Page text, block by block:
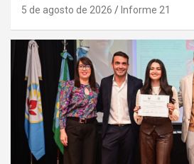
5 de agosto de 2026 Informe 21